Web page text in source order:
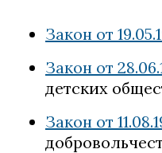
Закон от
Закон от
детских
Закон от